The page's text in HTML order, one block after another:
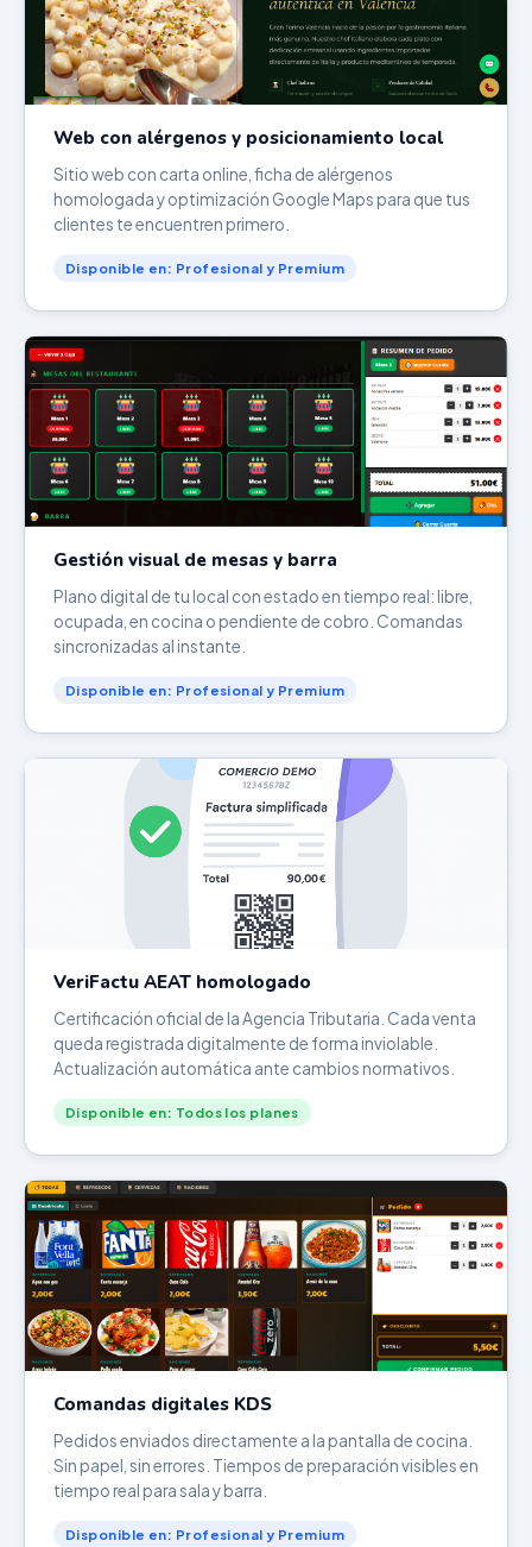
Web con alérgenos y posicionamiento local
Sitio web con carta online, ficha de alérgenos
homologada y optimización Google Maps para que tus
clientes te encuentren primero.
Disponible en: Profesional y Premium
Gestión visual de mesas y barra
Plano digital de tu local con estado en tiempo real: libre,
ocupada, en cocina o pendiente de cobro. Comandas
sincronizadas al instante.
Disponible en: Profesional y Premium
VeriFactu AEAT homologado
Certificación oficial de la Agencia Tributaria. Cada venta
queda registrada digitalmente de forma inviolable.
Actualización automática ante cambios normativos.
Disponible en: Todos los planes
Comandas digitales KDS
Pedidos enviados directamente a la pantalla de cocina.
Sin papel, sin errores. Tiempos de preparación visibles en
tiempo real para sala y barra.
Disponible en: Profesional y Premium